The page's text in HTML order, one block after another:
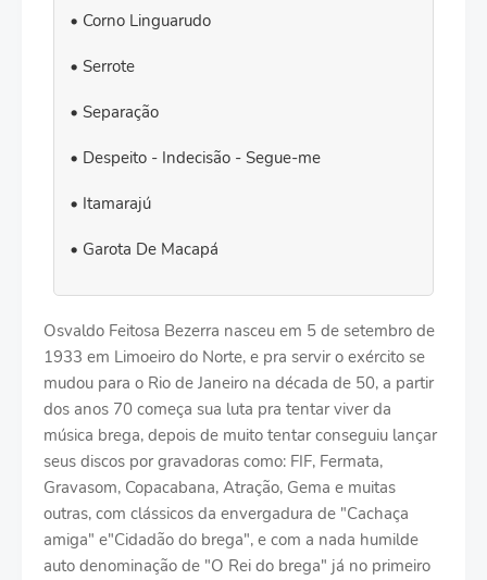
Corno Linguarudo
Serrote
Separação
Despeito - Indecisão - Segue-me
Itamarajú
Garota De Macapá
Osvaldo Feitosa Bezerra nasceu em 5 de setembro de
1933 em Limoeiro do Norte, e pra servir o exército se
mudou para o Rio de Janeiro na década de 50, a partir
dos anos 70 começa sua luta pra tentar viver da
música brega, depois de muito tentar conseguiu lançar
seus discos por gravadoras como: FIF, Fermata,
Gravasom, Copacabana, Atração, Gema e muitas
outras, com clássicos da envergadura de "Cachaça
amiga" e"Cidadão do brega", e com a nada humilde
auto denominação de "O Rei do brega" já no primeiro